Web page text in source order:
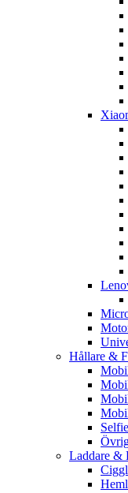
Hållare &
Selfie
Laddare &